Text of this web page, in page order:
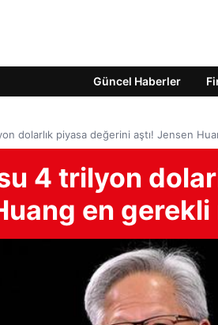
Güncel Haberler
dolarlık piyasa değerini aştı! Jensen
4 trilyon
en